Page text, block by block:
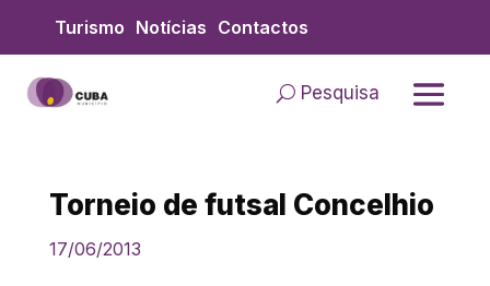
content
Turismo Notícias Contactos
Pesquisa
Torneio de futsal Concelhio
17/06/2013